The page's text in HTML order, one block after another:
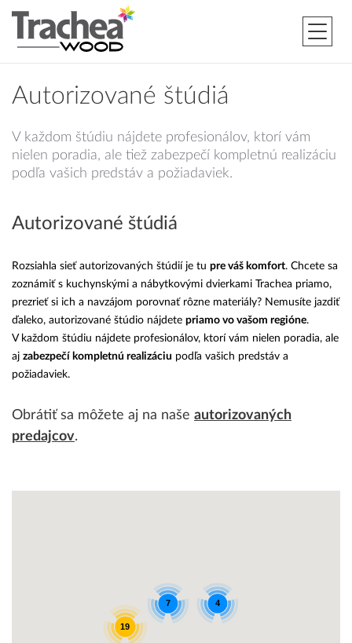
Autorizované štúdiá
V každom štúdiu nájdete profesionálov, ktorí vám
nielen poradia, ale tiež zabezpečí kompletnú realizáciu
podľa vašich predstáv a požiadaviek.
Autorizované štúdiá
Rozsiahla sieť autorizovaných štúdií je tu pre váš komfort. Chcete sa
zoznámiť s kuchynskými a nábytkovými dvierkami Trachea priamo,
prezrieť si ich a navzájom porovnať rôzne materiály? Nemusíte jazdiť
ďaleko, autorizované štúdio nájdete priamo vo vašom regióne.
V každom štúdiu nájdete profesionálov, ktorí vám nielen poradia, ale
aj zabezpečí kompletnú realizáciu podľa vašich predstáv a
požiadaviek.
Obrátiť sa môžete aj na naše autorizovaných
predajcov.
19
4
7